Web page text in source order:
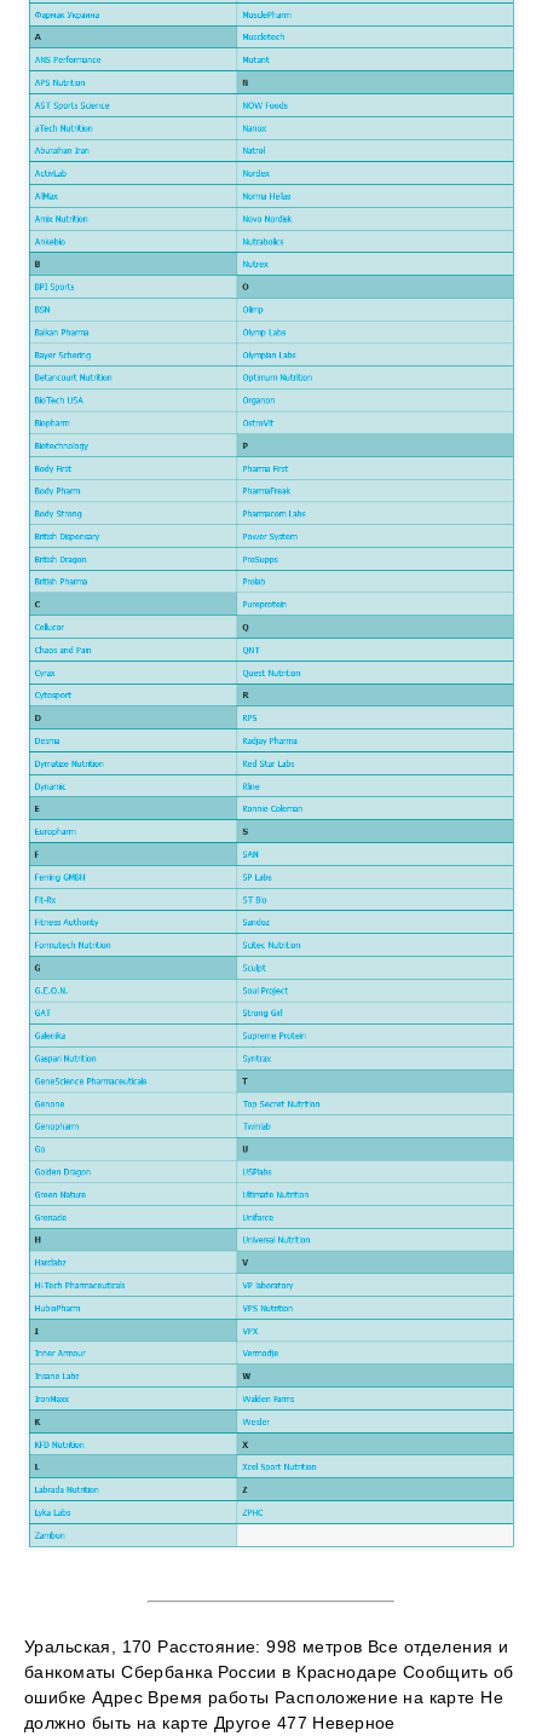
Уральская, 170 Расстояние: 998 метров Все отделения и
банкоматы Сбербанка России в Краснодаре Сообщить об
ошибке Адрес Время работы Расположение на карте Не
должно быть на карте Другое 477 Неверное